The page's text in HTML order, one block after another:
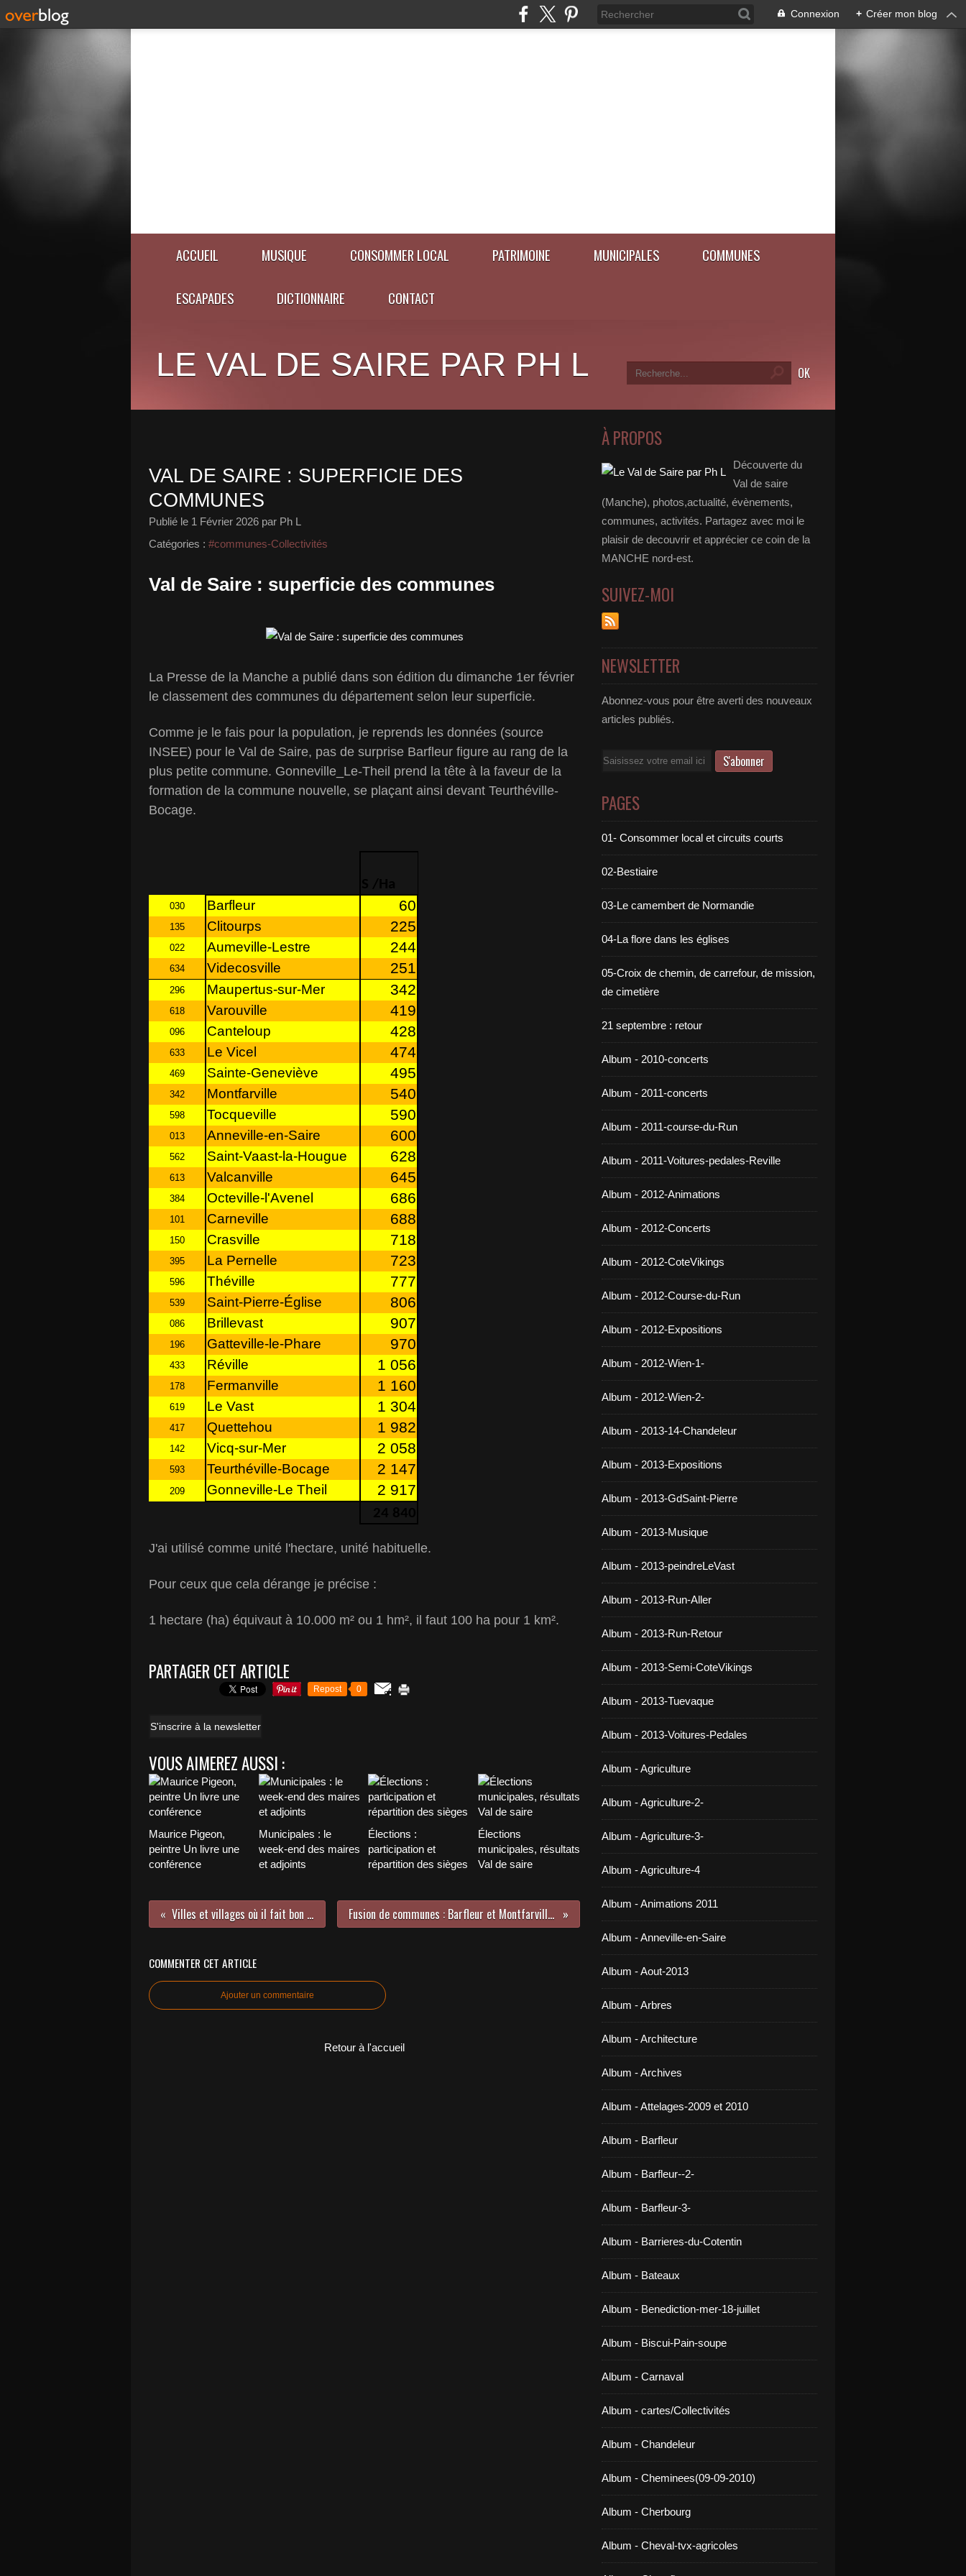
Connexion + Créer mon blog
ACCUEIL MUSIQUE CONSOMMER LOCAL PATRIMOINE MUNICIPALES COMMUNES
ESCAPADES DICTIONNAIRE CONTACT
LE VAL DE SAIRE PAR PH L
VAL DE SAIRE : SUPERFICIE DES
COMMUNES
Publié le 1 Février 2026 par Ph L
Catégories : #communes-Collectivités
Val de Saire : superficie des communes
La Presse de la Manche a publié dans son édition du dimanche 1er février
le classement des communes du département selon leur superficie.
Comme je le fais pour la population, je reprends les données (source
INSEE) pour le Val de Saire, pas de surprise Barfleur figure au rang de la
plus petite commune. Gonneville_Le-Theil prend la tête à la faveur de la
formation de la commune nouvelle, se plaçant ainsi devant Teurthéville-
Bocage.
030 Barfleur 60
135 Clitourps 225
022 Aumeville-Lestre 244
634 Videcosville 251
296 Maupertus-sur-Mer 342
618 Varouville 419
096 Canteloup 428
633 Le Vicel 474
469 Sainte-Geneviève 495
342 Montfarville 540
598 Tocqueville 590
013 Anneville-en-Saire 600
562 Saint-Vaast-la-Hougue 628
613 Valcanville 645
384 Octeville-l'Avenel 686
101 Carneville 688
150 Crasville 718
395 La Pernelle 723
596 Théville 777
539 Saint-Pierre-Église 806
086 Brillevast 907
196 Gatteville-le-Phare 970
433 Réville 1 056
178 Fermanville 1 160
619 Le Vast 1 304
417 Quettehou 1 982
142 Vicq-sur-Mer 2 058
593 Teurthéville-Bocage 2 147
209 Gonneville-Le Theil 2 917
J'ai utilisé comme unité l'hectare, unité habituelle.
Pour ceux que cela dérange je précise :
1 hectare (ha) équivaut à 10.000 m² ou 1 hm², il faut 100 ha pour 1 km².
PARTAGER CET ARTICLE
Repost 0
S'inscrire à la newsletter
VOUS AIMEREZ AUSSI :
Maurice Pigeon,
peintre Un livre une
conférence
Municipales : le
week-end des maires
et adjoints
Élections :
participation et
répartition des sièges
Élections
municipales, résultats
Val de saire
Villes et villages où il fait bon vivre Fusion de communes : Barfleur et Montfarville (1/X)
COMMENTER CET ARTICLE
Ajouter un commentaire
Retour à l'accueil
À PROPOS
Découverte du
Val de saire
(Manche), photos,actualité, évènements,
communes, activités. Partagez avec moi le
plaisir de decouvrir et apprécier ce coin de la
MANCHE nord-est.
SUIVEZ-MOI
NEWSLETTER
Abonnez-vous pour être averti des nouveaux
articles publiés.
Email
PAGES
01- Consommer local et circuits courts
02-Bestiaire
03-Le camembert de Normandie
04-La flore dans les églises
05-Croix de chemin, de carrefour, de mission,
de cimetière
21 septembre : retour
Album - 2010-concerts
Album - 2011-concerts
Album - 2011-course-du-Run
Album - 2011-Voitures-pedales-Reville
Album - 2012-Animations
Album - 2012-Concerts
Album - 2012-CoteVikings
Album - 2012-Course-du-Run
Album - 2012-Expositions
Album - 2012-Wien-1-
Album - 2012-Wien-2-
Album - 2013-14-Chandeleur
Album - 2013-Expositions
Album - 2013-GdSaint-Pierre
Album - 2013-Musique
Album - 2013-peindreLeVast
Album - 2013-Run-Aller
Album - 2013-Run-Retour
Album - 2013-Semi-CoteVikings
Album - 2013-Tuevaque
Album - 2013-Voitures-Pedales
Album - Agriculture
Album - Agriculture-2-
Album - Agriculture-3-
Album - Agriculture-4
Album - Animations 2011
Album - Anneville-en-Saire
Album - Aout-2013
Album - Arbres
Album - Architecture
Album - Archives
Album - Attelages-2009 et 2010
Album - Barfleur
Album - Barfleur--2-
Album - Barfleur-3-
Album - Barrieres-du-Cotentin
Album - Bateaux
Album - Benediction-mer-18-juillet
Album - Biscui-Pain-soupe
Album - Carnaval
Album - cartes/Collectivités
Album - Chandeleur
Album - Cheminees(09-09-2010)
Album - Cherbourg
Album - Cheval-tvx-agricoles